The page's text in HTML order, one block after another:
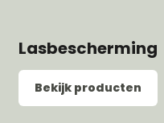
Lasbescherming
Bekijk producten